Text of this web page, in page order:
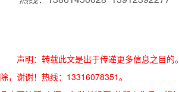
声明：转载此文是出于传递更多信息之目
除，谢谢！热线：13316078351。